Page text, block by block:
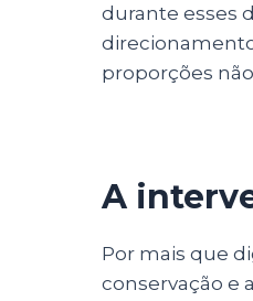
durante esses
proporções
A
Por mais que
conservação e